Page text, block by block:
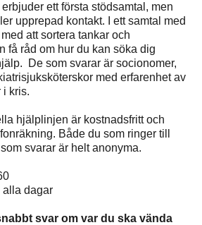
ett första stödsamtal, men
upprepad kontakt. I ett samtal med
att sortera tankar och
få råd om hur du kan söka dig
De som svarar är socionomer,
med erfarenhet av
i kris.
hjälplinjen är kostnadsfritt och
Både du som ringer till
svarar är helt anonyma.
alla dagar
svar om var du ska vända